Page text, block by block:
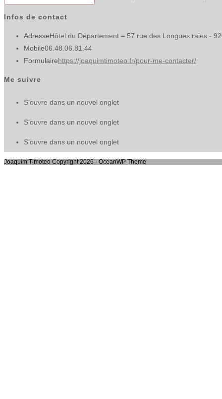
Infos de contact
AdresseHôtel du Département – 57 rue des Longues raies -
Mobile06.48.06.81.44
Formulairehttps://joaquimtimoteo.fr/pour-me-contacter/
Me suivre
S’ouvre dans un nouvel onglet
S’ouvre dans un nouvel onglet
S’ouvre dans un nouvel onglet
Joaquim Timoteo Copyright 2026 - OceanWP Theme